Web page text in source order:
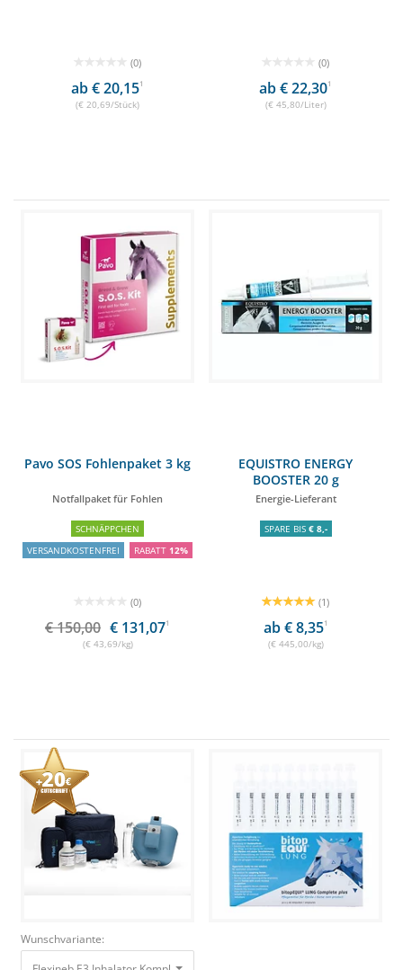
(0)
ab € 20,151
(€ 20,69/Stück)
(0)
ab € 22,301
(€ 45,80/Liter)
Pavo SOS Fohlenpaket 3 kg
Notfallpaket für Fohlen
SCHNÄPPCHEN
VERSANDKOSTENFREI
RABATT 12%
(0)
€ 150,00 € 131,071
(€ 43,69/kg)
EQUISTRO ENERGY
BOOSTER 20 g
Energie-Lieferant
SPARE BIS € 8,-
(1)
ab € 8,351
(€ 445,00/kg)
Wunschvariante: